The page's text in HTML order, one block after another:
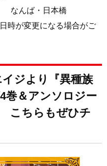
なんば・日本橋
時が変更になる場合がご
ジより『異種族
巻＆アンソロジー
こちらもぜひチ